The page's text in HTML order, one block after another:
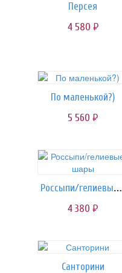
Персея
4 580 руб.
По маленькой?)
5 560 руб.
Россыпи/гелиевые шары
4 380 руб.
Санторини